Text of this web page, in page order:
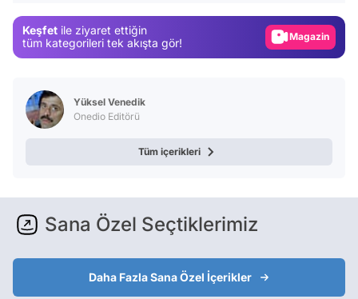
Keşfet ile ziyaret ettiğin
tüm kategorileri tek akışta gör!
Magazin
Video
Yüksel Venedik
Onedio Editörü
Tüm içerikleri
Sana Özel Seçtiklerimiz
Daha Fazla Sana Özel İçerikler